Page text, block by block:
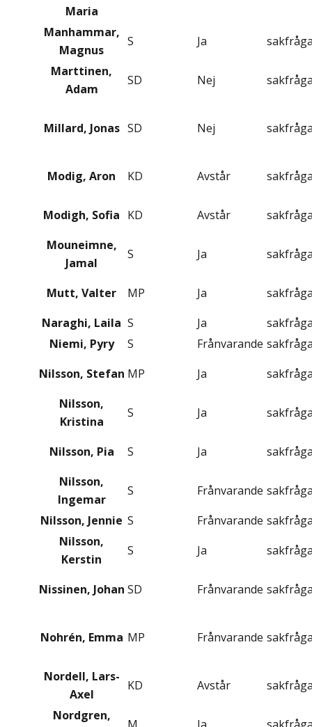
Maria
Manhammar,
Magnus
S Ja
Marttinen,
Adam
SD Nej
Millard, Jonas SD Nej
Modig, Aron KD Avstår
Modigh, Sofia KD Avstår
Mouneimne,
Jamal
S Ja
Mutt, Valter MP Ja
Naraghi, Laila S Ja
Niemi, Pyry
S Frånvarande
Nilsson, Stefan MP Ja
Nilsson,
Kristina
S Ja
Nilsson, Pia S Ja
Nilsson,
Ingemar
S Frånvarande
Nilsson, Jennie S Frånvarande
Nilsson,
Kerstin
S Ja
Nissinen, Johan SD Frånvarande
Nohrén, Emma MP Frånvarande
Nordell, Lars-
Axel
KD Avstår
Nordgren,